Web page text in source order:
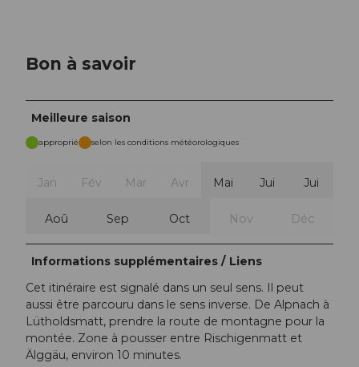
Bon à savoir
Meilleure saison
approprié selon les conditions météorologiques
Jan Fév Mar Avr Mai Jui Jui
Aoû Sep Oct Nov Déc
Informations supplémentaires / Liens
Cet itinéraire est signalé dans un seul sens. Il peut
aussi être parcouru dans le sens inverse. De Alpnach à
Lütholdsmatt, prendre la route de montagne pour la
montée. Zone à pousser entre Rischigenmatt et
Älggäu, environ 10 minutes.